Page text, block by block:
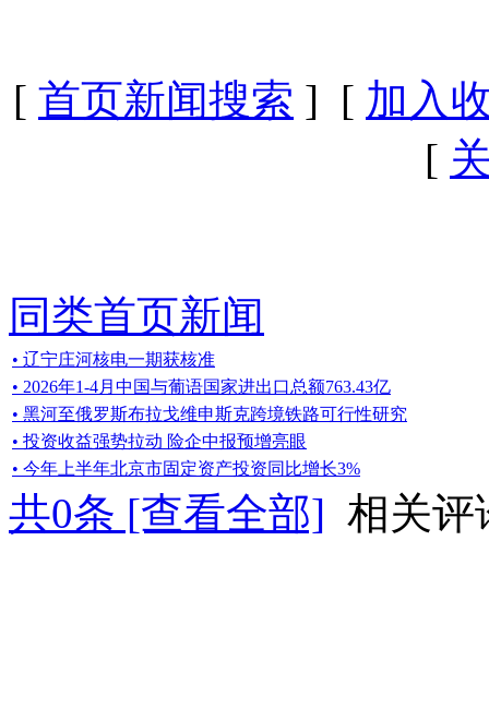
[ 首页新闻搜索 ] [ 加入
[
同类首页新闻
• 辽宁庄河核电一期获核准
• 2026年1-4月中国与葡语国家进出口总额763.43亿
• 黑河至俄罗斯布拉戈维申斯克跨境铁路可行性研究
• 投资收益强势拉动 险企中报预增亮眼
• 今年上半年北京市固定资产投资同比增长3%
共0条 [查看全部] 相关评